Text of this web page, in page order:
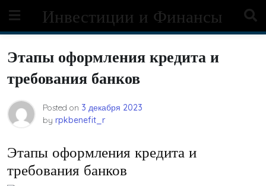
content
Инвестиции и Финансы
Этапы оформления кредита и
требования банков
Posted on 3 декабря 2023
by rpkbenefit_r
Этапы оформления кредита и
требования банков